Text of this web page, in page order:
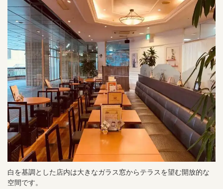
白を基調とした店内は大きなガラス窓からテラスを望む開放的な
空間です。